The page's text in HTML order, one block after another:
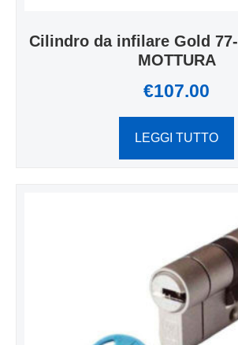
Cilindro da infilare Gold 77-
MOTTURA
€107.00
LEGGI TUTTO